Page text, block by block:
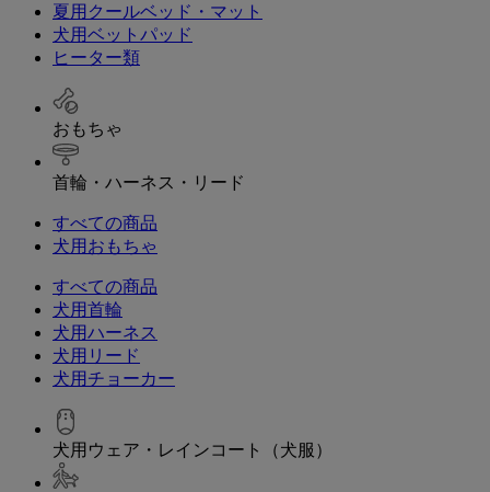
夏用クールベッド・マット
犬用ベットパッド
ヒーター類
おもちゃ
首輪・ハーネス・リード
すべての商品
犬用おもちゃ
すべての商品
犬用首輪
犬用ハーネス
犬用リード
犬用チョーカー
犬用ウェア・レインコート（犬服）